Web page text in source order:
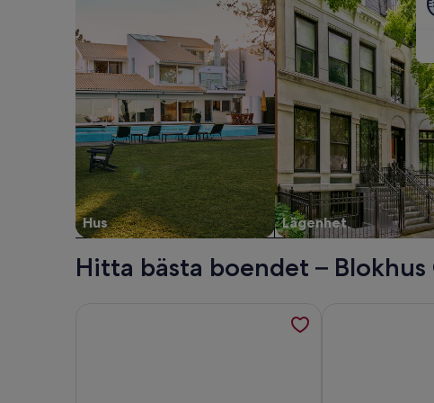
Hus Lägenhet
Hitta bästa boendet –